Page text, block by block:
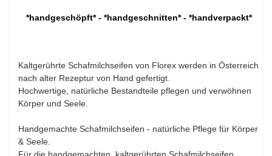
*handgeschöpft* - *handgeschnitten* - *handverpackt*
Kaltgerührte Schafmilchseifen von Florex werden in Österreich
nach alter Rezeptur von Hand gefertigt.
Hochwertige, natürliche Bestandteile pflegen und verwöhnen
Körper und Seele.
Handgemachte Schafmilchseifen - natürliche Pflege für Körper
& Seele.
Für die handgemachten, kaltgerührten Schafmilchseifen